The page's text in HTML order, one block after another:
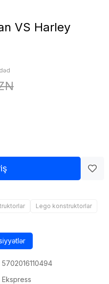
VS Harley
Lego konstruktorlar
5702016110494
Ekspress